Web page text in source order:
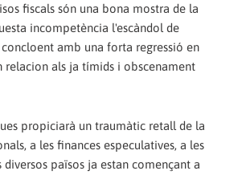
fiscals són una bona mostra de la
incompetència l'escàndol de
amb una forta regressió en
relacion als ja tímids i obscenament
propiciarà un traumàtic retall de la
a les finances especulatives, a les
països ja estan començant a